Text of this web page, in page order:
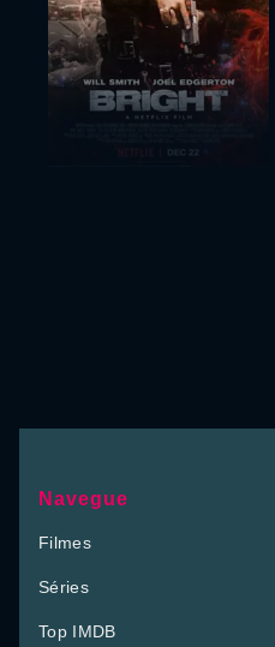
Navegue
Filmes
Séries
Top IMDB